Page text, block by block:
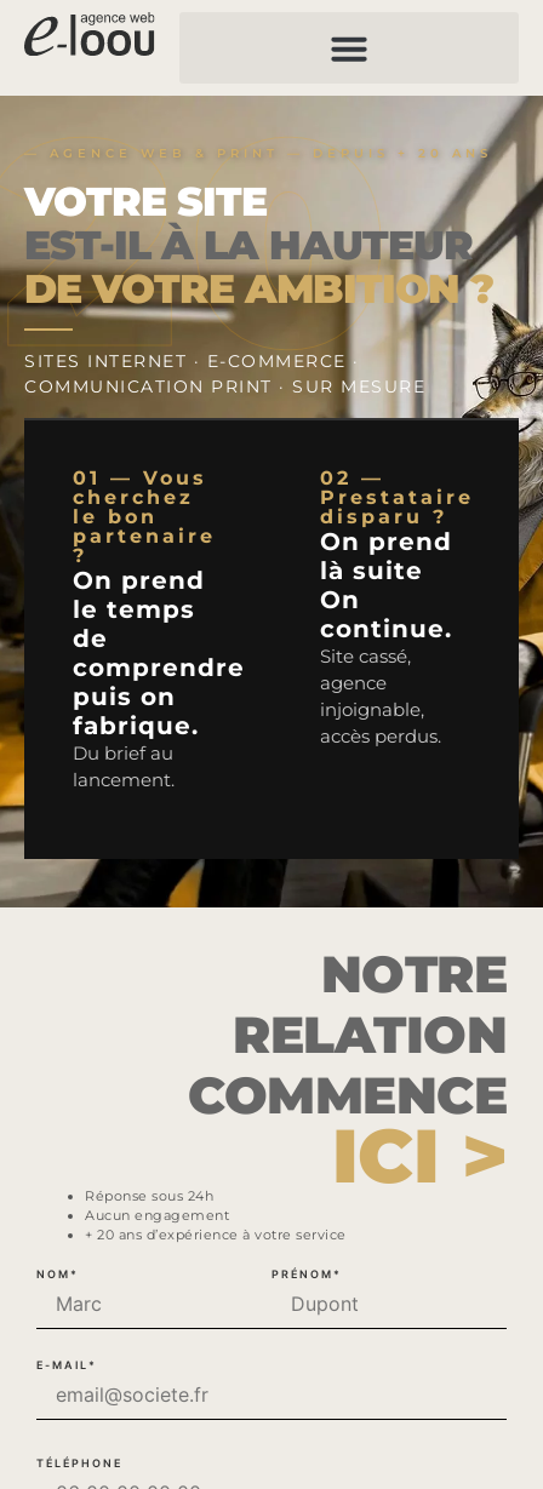
20
— AGENCE WEB & PRINT — DEPUIS + 20 ANS
VOTRE SITE
EST-IL À LA HAUTEUR
DE VOTRE AMBITION ?
SITES INTERNET · E-COMMERCE ·
COMMUNICATION PRINT · SUR MESURE
01 — Vous
cherchez
le bon
partenaire
?
On prend
le temps
de
comprendre
puis on
fabrique.
Du brief au
lancement.
02 —
Prestataire
disparu ?
On prend
là suite
On
continue.
Site cassé,
agence
injoignable,
accès perdus.
NOTRE
RELATION
COMMENCE
ICI >
Réponse sous 24h
Aucun engagement
+ 20 ans d’expérience à votre service
NOM* PRÉNOM*
E-MAIL*
TÉLÉPHONE